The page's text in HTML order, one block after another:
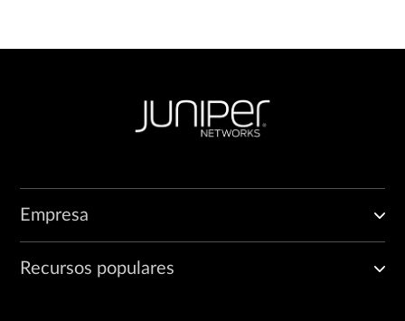
Empresa
Recursos populares